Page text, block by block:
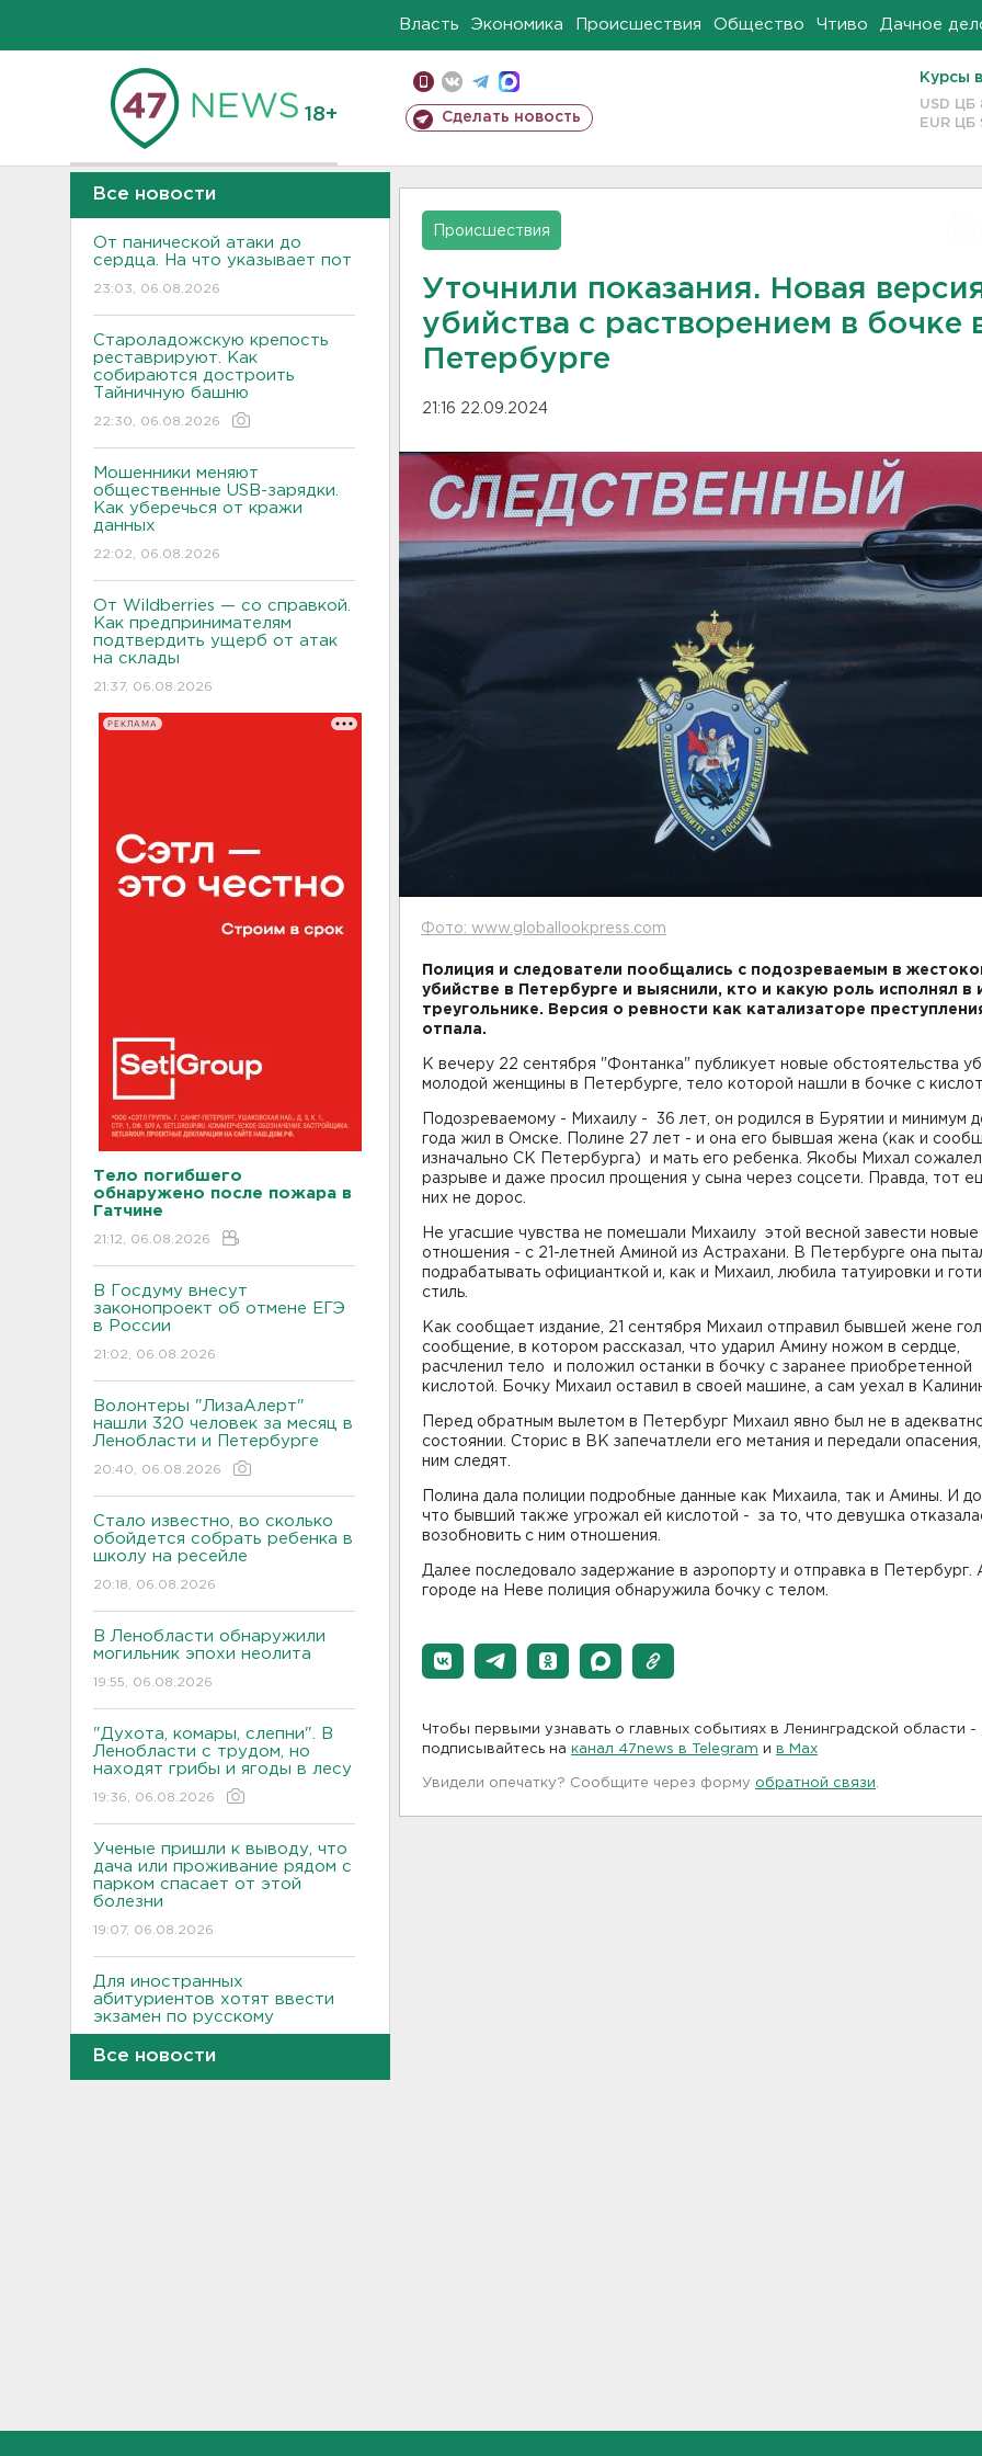
Власть Экономика Происшествия Общество Чтиво Дачное
18+ Сделать новость
Курсы
USD ЦБ
EUR ЦБ
Все новости
От панической атаки до
сердца. На что указывает пот
23:03, 06.08.2026
Староладожскую крепость
реставрируют. Как
собираются достроить
Тайничную башню
22:30, 06.08.2026
Мошенники меняют
общественные USB-зарядки.
Как уберечься от кражи
данных
22:02, 06.08.2026
От Wildberries — со справкой.
Как предпринимателям
подтвердить ущерб от атак
на склады
21:37, 06.08.2026
РЕКЛАМА
Тело погибшего
обнаружено после пожара в
Гатчине
21:12, 06.08.2026
В Госдуму внесут
законопроект об отмене ЕГЭ
в России
21:02, 06.08.2026
Волонтеры "ЛизаАлерт"
нашли 320 человек за месяц в
Ленобласти и Петербурге
20:40, 06.08.2026
Стало известно, во сколько
обойдется собрать ребенка в
школу на ресейле
20:18, 06.08.2026
В Ленобласти обнаружили
могильник эпохи неолита
19:55, 06.08.2026
"Духота, комары, слепни". В
Ленобласти с трудом, но
находят грибы и ягоды в лесу
19:36, 06.08.2026
Ученые пришли к выводу, что
дача или проживание рядом с
парком спасает от этой
болезни
19:07, 06.08.2026
Для иностранных
абитуриентов хотят ввести
экзамен по русскому
Все новости
Происшествия
Уточнили показания. Новая
убийства с растворением в бочке
Петербурге
21:16 22.09.2024
Фото: www.globallookpress.com
Полиция и следователи пообщались с подозреваемым в
убийстве в Петербурге и выяснили, кто и какую роль исполнял в
треугольнике. Версия о ревности как катализаторе
отпала.
К вечеру 22 сентября "Фонтанка" публикует новые обстоятельства
молодой женщины в Петербурге, тело которой нашли в бочке с
Подозреваемому - Михаилу - 36 лет, он родился в Бурятии и минимум
года жил в Омске. Полине 27 лет - и она его бывшая жена (как и
изначально СК Петербурга) и мать его ребенка. Якобы Михал
разрыве и даже просил прощения у сына через соцсети. Правда, тот
них не дорос.
Не угасшие чувства не помешали Михаилу этой весной завести новые
отношения - с 21-летней Аминой из Астрахани. В Петербурге она
подрабатывать официанткой и, как и Михаил, любила татуировки и
стиль.
Как сообщает издание, 21 сентября Михаил отправил бывшей жене
сообщение, в котором рассказал, что ударил Амину ножом в сердце,
расчленил тело и положил останки в бочку с заранее приобретенной
кислотой. Бочку Михаил оставил в своей машине, а сам уехал в
Перед обратным вылетом в Петербург Михаил явно был не в
состоянии. Сторис в ВК запечатлели его метания и передали опасения,
ним следят.
Полина дала полиции подробные данные как Михаила, так и Амины. И
что бывший также угрожал ей кислотой - за то, что девушка
возобновить с ним отношения.
Далее последовало задержание в аэропорту и отправка в Петербург.
городе на Неве полиция обнаружила бочку с телом.
Чтобы первыми узнавать о главных событиях в Ленинградской области -
подписывайтесь на канал 47news в Telegram и в Maх
Увидели опечатку? Сообщите через форму обратной связи